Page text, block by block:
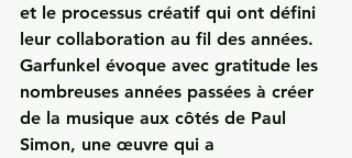
et le processus créatif qui ont défini
leur collaboration au fil des années.
Garfunkel évoque avec gratitude les
nombreuses années passées à créer
de la musique aux côtés de Paul
Simon, une œuvre qui a